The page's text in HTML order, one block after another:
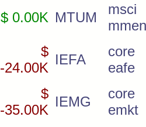
$ 0.00K MTUM
$
-24.00K
IEFA
eafe
$
-35.00K
IEMG
emkt